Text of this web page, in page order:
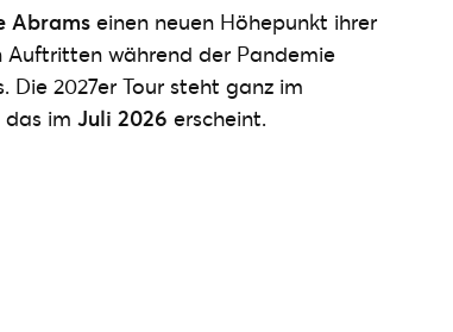
Abrams einen neuen Höhepunkt ihrer
Auftritten während der Pandemie
2027er Tour steht ganz im
das im Juli 2026 erscheint.